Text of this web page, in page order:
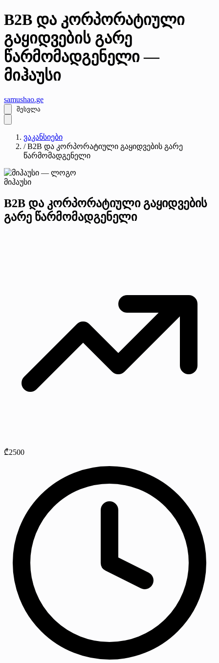
B2B და კორპორატიული
გაყიდვების გარე
წარმომადგენელი —
მიჰაუსი
samushao.ge
შესვლა
ვაკანსიები
/ B2B და კორპორატიული გაყიდვების გარე
წარმომადგენელი
მიჰაუსი
B2B და კორპორატიული გაყიდვების
გარე წარმომადგენელი
₾2500